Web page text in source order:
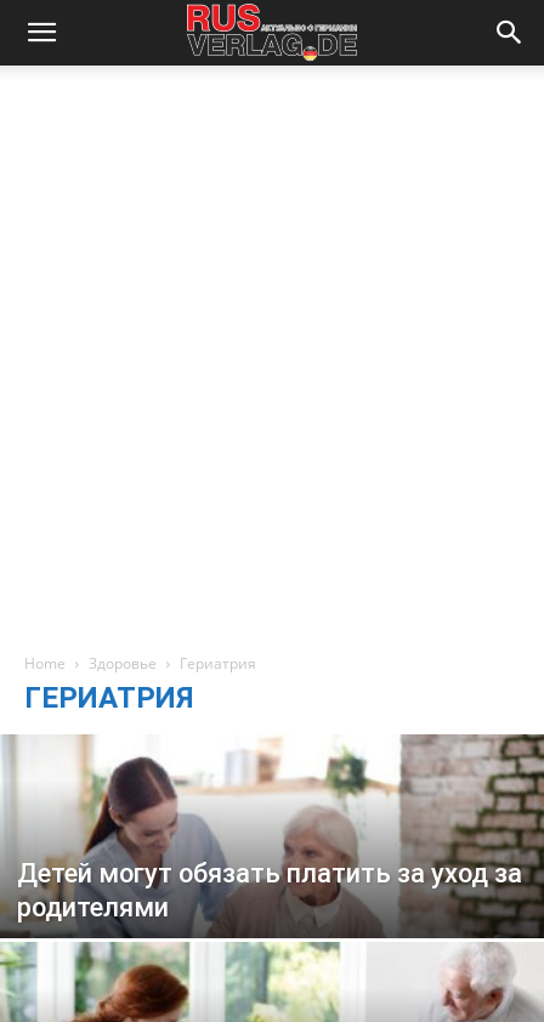
Home Здоровье Гериатрия
ГЕРИАТРИЯ
Детей могут обязать платить за уход за
родителями